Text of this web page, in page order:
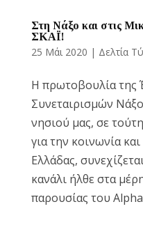
Στη Νάξο και στις
ΣΚΑΪ!
25 Μάι 2020 | Δελτία
Η πρωτοβουλία της
Συνεταιρισμών
νησιού μας, σε
για την κοινωνία
Ελλάδας,
κανάλι ήλθε στα
παρουσίας του